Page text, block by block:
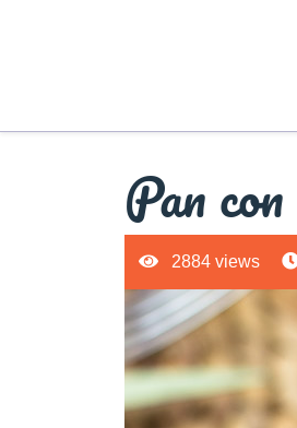
Pan
2884 views